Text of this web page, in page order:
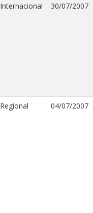
Internacional 30/07/2007
Regional 04/07/2007